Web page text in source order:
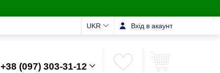
UKR Вхід в акаунт
+38 (097) 303-31-12